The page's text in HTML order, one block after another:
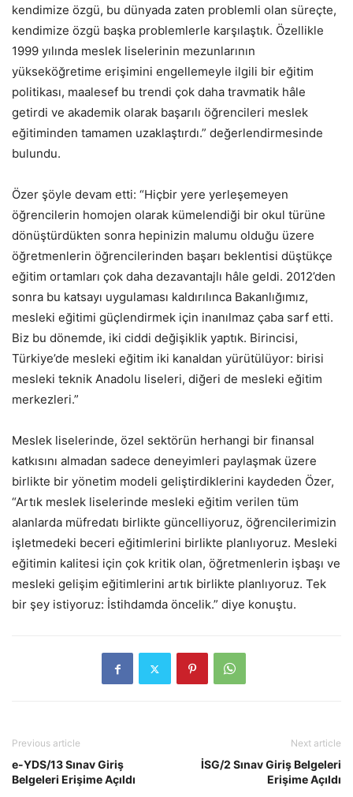
kendimize özgü, bu dünyada zaten problemli olan süreçte,
kendimize özgü başka problemlerle karşılaştık. Özellikle
1999 yılında meslek liselerinin mezunlarının
yükseköğretime erişimini engellemeyle ilgili bir eğitim
politikası, maalesef bu trendi çok daha travmatik hâle
getirdi ve akademik olarak başarılı öğrencileri meslek
eğitiminden tamamen uzaklaştırdı.” değerlendirmesinde
bulundu.
Özer şöyle devam etti: “Hiçbir yere yerleşemeyen
öğrencilerin homojen olarak kümelendiği bir okul türüne
dönüştürdükten sonra hepinizin malumu olduğu üzere
öğretmenlerin öğrencilerinden başarı beklentisi düştükçe
eğitim ortamları çok daha dezavantajlı hâle geldi. 2012’den
sonra bu katsayı uygulaması kaldırılınca Bakanlığımız,
mesleki eğitimi güçlendirmek için inanılmaz çaba sarf etti.
Biz bu dönemde, iki ciddi değişiklik yaptık. Birincisi,
Türkiye’de mesleki eğitim iki kanaldan yürütülüyor: birisi
mesleki teknik Anadolu liseleri, diğeri de mesleki eğitim
merkezleri.”
Meslek liselerinde, özel sektörün herhangi bir finansal
katkısını almadan sadece deneyimleri paylaşmak üzere
birlikte bir yönetim modeli geliştirdiklerini kaydeden Özer,
“Artık meslek liselerinde mesleki eğitim verilen tüm
alanlarda müfredatı birlikte güncelliyoruz, öğrencilerimizin
işletmedeki beceri eğitimlerini birlikte planlıyoruz. Mesleki
eğitimin kalitesi için çok kritik olan, öğretmenlerin işbaşı ve
mesleki gelişim eğitimlerini artık birlikte planlıyoruz. Tek
bir şey istiyoruz: İstihdamda öncelik.” diye konuştu.
Previous article
e-YDS/13 Sınav Giriş
Belgeleri Erişime Açıldı
Next article
İSG/2 Sınav Giriş Belgeleri
Erişime Açıldı